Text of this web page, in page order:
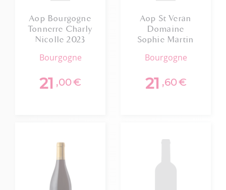
Aop Bourgogne
Tonnerre Charly
Nicolle 2023
bourgogne
21 ,00€
Aop St Veran
Domaine
Sophie Martin
bourgogne
21 ,60€